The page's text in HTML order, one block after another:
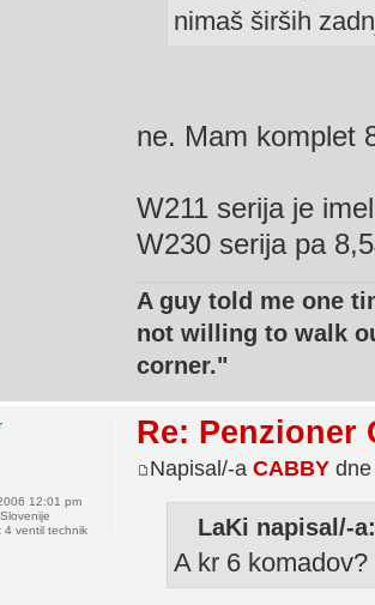
nimaš širših
ne. Mam komplet
W211 serija je
W230 serija pa
A guy told me one
not willing to walk
corner."
Re: Penzioner
Napisal/-aCABBY
LaKi napisal/-
A kr 6 komadov?
12:01 pm
4 ventil technik